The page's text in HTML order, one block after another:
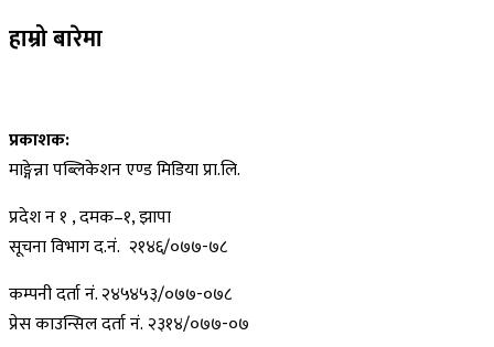
हाम्रो बारेमा
प्रकाशक:
माङ्गेन्ना पब्लिकेशन एण्ड मिडिया प्रा.लि.
प्रदेश न १ , दमक–१, झापा
सूचना विभाग द.नं. २१४६/०७७-७८
कम्पनी दर्ता नं. २४५४५३/०७७-०७८
प्रेस काउन्सिल दर्ता नं. २३१४/०७७-०७